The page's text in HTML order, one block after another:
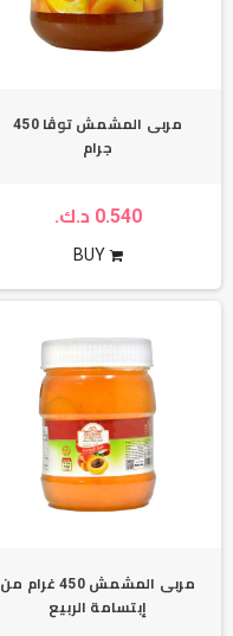
مربى المشمش توڤا 450
جرام
0.540 د.ك.
BUY
مربى المشمش 450 غرام من
إبتسامة الربيع